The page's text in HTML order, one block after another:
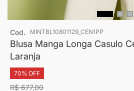
o
início
Cod. MINTBL10801129_CEN1PP
Blusa Manga Longa Casulo
Laranja
70% OFF
R$ 677,00